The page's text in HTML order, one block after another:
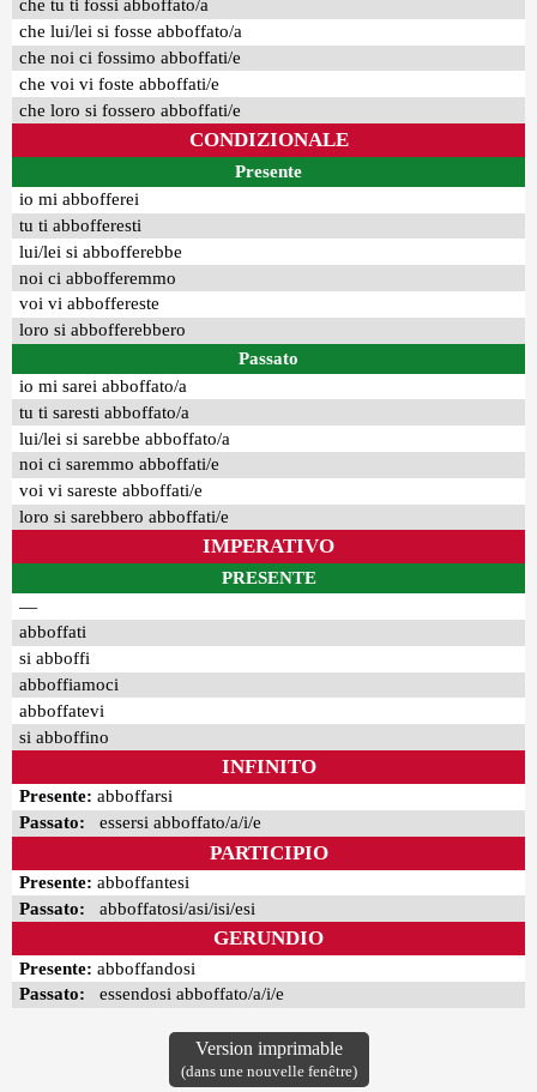
che tu ti fossi abboffato/a
che lui/lei si fosse abboffato/a
che noi ci fossimo abboffati/e
che voi vi foste abboffati/e
che loro si fossero abboffati/e
CONDIZIONALE
Presente
io mi abbofferei
tu ti abbofferesti
lui/lei si abbofferebbe
noi ci abbofferemmo
voi vi abboffereste
loro si abbofferebbero
Passato
io mi sarei abboffato/a
tu ti saresti abboffato/a
lui/lei si sarebbe abboffato/a
noi ci saremmo abboffati/e
voi vi sareste abboffati/e
loro si sarebbero abboffati/e
IMPERATIVO
PRESENTE
—
abboffati
si abboffi
abboffiamoci
abboffatevi
si abboffino
INFINITO
Presente: abboffarsi
Passato: essersi abboffato/a/i/e
PARTICIPIO
Presente: abboffantesi
Passato: abboffatosi/asi/isi/esi
GERUNDIO
Presente: abboffandosi
Passato: essendosi abboffato/a/i/e
Version imprimable
(dans une nouvelle fenêtre)